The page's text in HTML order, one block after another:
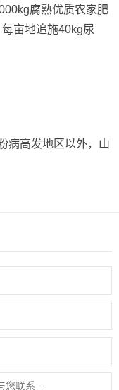
腐熟优质农家肥
亩地追施40kg尿
高发地区以外，山